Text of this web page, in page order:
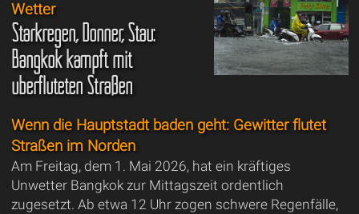
Wetter
Starkregen, Donner, Stau:
Bangkok kämpft mit
überfluteten Straßen
Wenn die Hauptstadt baden geht: Gewitter flutet
Straßen im Norden
Am Freitag, dem 1. Mai 2026, hat ein kräftiges
Unwetter Bangkok zur Mittagszeit ordentlich
zugesetzt. Ab etwa 12 Uhr zogen schwere Regenfälle,